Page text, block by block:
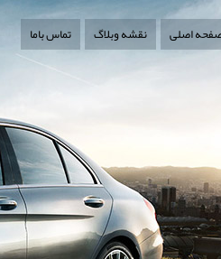
اصلی نقشه وبلاگ تماس باما